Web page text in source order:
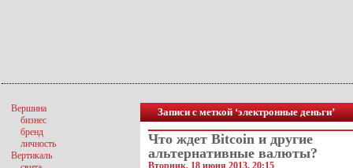
Записи с меткой ‘электронные деньги’
Что ждет Bitcoin и другие
альтернативные валюты?
Вторник, 18 июня 2013, 20:15
Вершина
бизнес
бренд
личность
Вертикаль